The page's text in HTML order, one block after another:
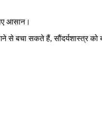
आसान।
से बचा सकते हैं, सौंदर्यशास्त्र